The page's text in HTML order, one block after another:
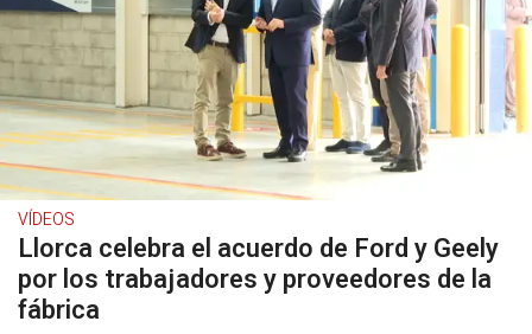
VÍDEOS
Llorca celebra el acuerdo de Ford y Geely
por los trabajadores y proveedores de la
fábrica